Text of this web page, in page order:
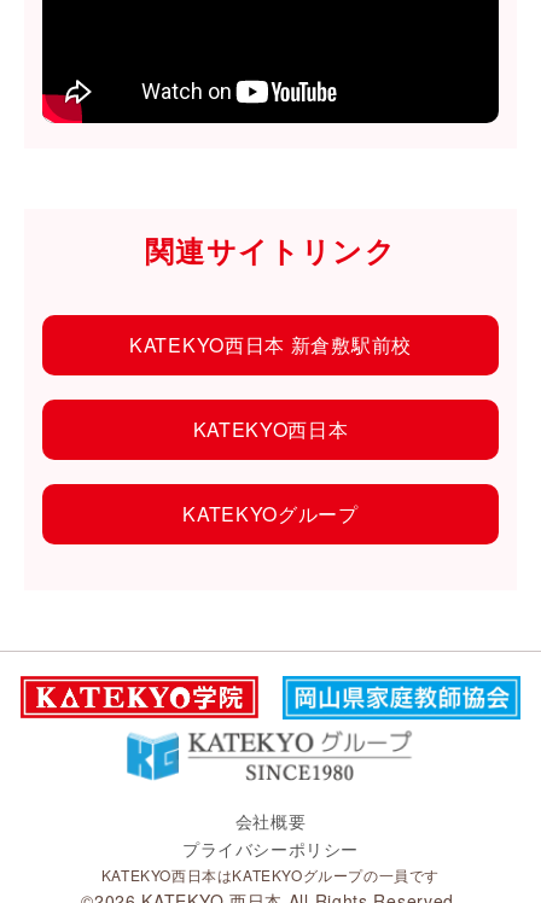
関連サイトリンク
KATEKYO西日本 新倉敷駅前校
KATEKYO西日本
KATEKYOグループ
会社概要
プライバシーポリシー
KATEKYO西日本はKATEKYOグループの一員です